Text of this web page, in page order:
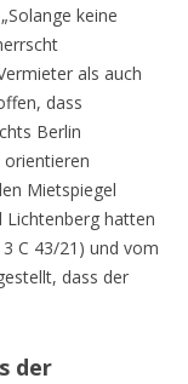
keine
als auch
dass
Berlin
Mietspiegel
Lichtenberg hatten
C 43/21) und vom
dass der
der